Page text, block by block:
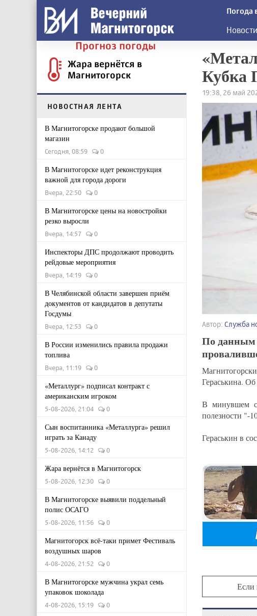
Погода
Новости
Прогноз погоды
Жара вернётся в
Магнитогорск
НОВОСТНАЯ ЛЕНТА
В Магнитогорске продают большой
магазин
Сегодня, 08:59 0
В Магнитогорске идет реконструкция
важной для города дороги
Вчера, 22:50 0
В Магнитогорске цены на новостройки
резко выросли
Вчера, 14:57 0
Инспекторы ДПС продолжают проводить
рейдовые мероприятия
Вчера, 14:19 0
В Челябинской области завершен приём
документов от кандидатов в депутаты
Госдумы
Вчера, 12:53 0
В России изменились правила продажи
топлива
Вчера, 11:19 0
«Металлург» подписал контракт с
американским игроком
5-08-2026, 21:04 0
Сын воспитанника «Металлурга» решил
играть за Канаду
5-08-2026, 14:12 0
Жара вернётся в Магнитогорск
5-08-2026, 12:30 0
В Магнитогорске выявили поддельный
полис ОСАГО
5-08-2026, 11:56 0
Магнитогорск всё-таки примет Фестиваль
воздушных шаров
4-08-2026, 21:52 0
В Магнитогорске мужчина украл семь
упаковок шоколада
4-08-2026, 15:19 0
Кубка
19:38, 26 май
Автор: Служба
По данным
Гераськина.
В минувшем
полезности "-
Гераськин в
Если